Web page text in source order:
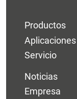
Productos
Aplicaciones
Servicio
Noticias
Empresa